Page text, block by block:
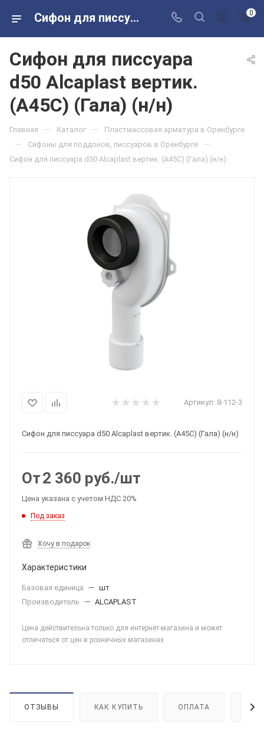
Сифон для писсуара d50 Alcaplast вертик. (A45С) (Гала) (н/н) в розничных магазинах Сантехторг 0
Сифон для писсуара
d50 Alcaplast вертик.
(A45С) (Гала) (н/н)
Главная — Каталог — Пластмассовая арматура в Оренбурге
— Сифоны для поддонов, писсуаров в Оренбурге —
Сифон для писсуара d50 Alcaplast вертик. (A45С) (Гала) (н/н)
Артикул: 8-112-3
Сифон для писсуара d50 Alcaplast вертик. (A45С) (Гала) (н/н)
От2 360 руб./шт
Цена указана с учетом НДС 20%
Под заказ
Хочу в подарок
Характеристики
Базовая единица — шт
Производитель
— ALCAPLAST
Цена действительна только для интернет-магазина и может
отличаться от цен в розничных магазинах
ОТЗЫВЫ КАК КУПИТЬ ОПЛАТА